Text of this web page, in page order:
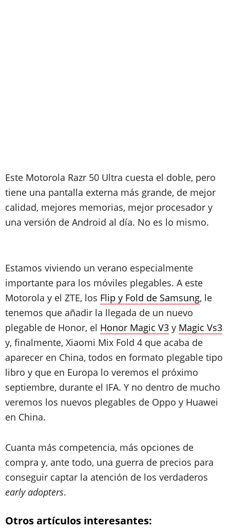
Este Motorola Razr 50 Ultra cuesta el doble, pero
tiene una pantalla externa más grande, de mejor
calidad, mejores memorias, mejor procesador y
una versión de Android al día. No es lo mismo.
Estamos viviendo un verano especialmente
importante para los móviles plegables. A este
Motorola y el ZTE, los Flip y Fold de Samsung, le
tenemos que añadir la llegada de un nuevo
plegable de Honor, el Honor Magic V3 y Magic Vs3
y, finalmente, Xiaomi Mix Fold 4 que acaba de
aparecer en China, todos en formato plegable tipo
libro y que en Europa lo veremos el próximo
septiembre, durante el IFA. Y no dentro de mucho
veremos los nuevos plegables de Oppo y Huawei
en China.
Cuanta más competencia, más opciones de
compra y, ante todo, una guerra de precios para
conseguir captar la atención de los verdaderos
early adopters.
Otros artículos interesantes: